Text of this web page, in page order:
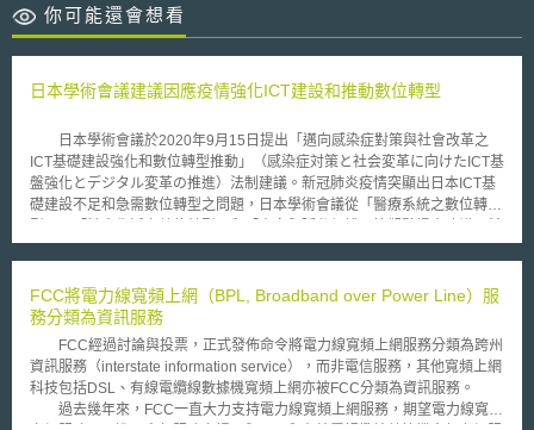
你可能還會想看
日本學術會議建議因應疫情強化ICT建設和推動數位轉型
日本學術會議於2020年9月15日提出「邁向感染症對策與社會改革之
ICT基礎建設強化和數位轉型推動」（感染症対策と社会変革に向けたICT基
盤強化とデジタル変革の推進）法制建議。新冠肺炎疫情突顯出日本ICT基
礎建設不足和急需數位轉型之問題，日本學術會議從「醫療系統之數位轉
望能在確保資安及隱私的前提下，達到防止感染擴大與避免醫療崩壞，以及
立預防和控制感染症之綜合平台，統一地方政府感染資訊之公開內容、項
目，檢討遠距醫療和數位治療法規，進行相關法制環境和基礎設施之整備；
針對「社會生活之數位轉型」，日後應積極推動遠距醫療、遠距工作和遠距
教育，並進行所需基礎建設、設備和人才培育之整備；針對「資安與隱私保
護」，除檢討建立利用感染者個人資料，以及可知悉個人資料利用狀況之制
度，亦應擴大及強化信用服務（trust service）和感染資訊共享系統等措
施。
FCC將電力線寬頻上網（BPL, Broadband over Power Line）服
務分類為資訊服務
FCC經過討論與投票，正式發佈命令將電力線寬頻上網服務分類為跨州
資訊服務（interstate information service），而非電信服務，其他寬頻上網
科技包括DSL、有線電纜線數據機寬頻上網亦被FCC分類為資訊服務。
過去幾年來，FCC一直大力支持電力線寬頻上網服務，期望電力線寬頻